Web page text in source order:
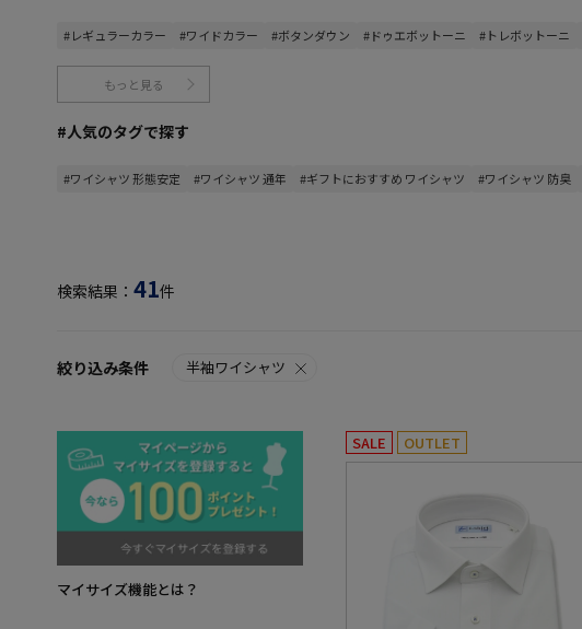
#レギュラーカラー #ワイドカラー #ボタンダウン #ドゥエボットーニ #トレボットーニ
もっと見る
#人気のタグで探す
#ワイシャツ 形態安定 #ワイシャツ 通年 #ギフトにおすすめ ワイシャツ #ワイシャツ 防臭
検索結果： 41件
絞り込み条件 半袖ワイシャツ
マイサイズ機能とは？
SALE OUTLET